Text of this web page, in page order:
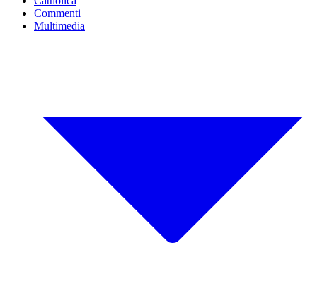
Commenti
Multimedia